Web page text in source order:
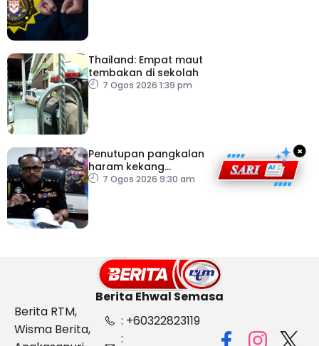
Thailand: Empat maut
tembakan di sekolah
7 Ogos 2026 1:39 pm
Penutupan pangkalan
haram kekang
penyeludupan di
7 Ogos 2026 9:30 am
×
Berita Ehwal Semasa
Berita RTM,
Wisma Berita,
: +60322823119
: